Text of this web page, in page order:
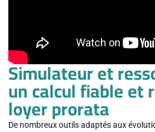
Simulateur et
un calcul fiable et
loyer prorata
De nombreux outils adaptés aux